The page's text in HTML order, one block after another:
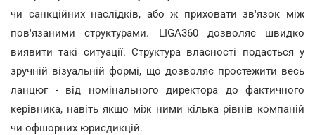
чи санкційних наслідків, або ж приховати зв'язок між
пов'язаними структурами. LIGA360 дозволяє швидко
виявити такі ситуації. Структура власності подається у
зручній візуальній формі, що дозволяє простежити весь
ланцюг - від номінального директора до фактичного
керівника, навіть якщо між ними кілька рівнів компаній
чи офшорних юрисдикцій.